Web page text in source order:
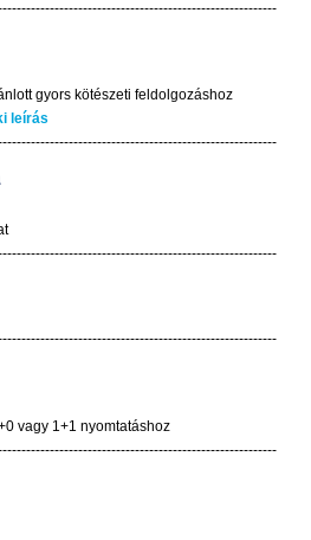
gyors kötészeti feldolgozáshoz
leírás
vagy 1+1 nyomtatáshoz